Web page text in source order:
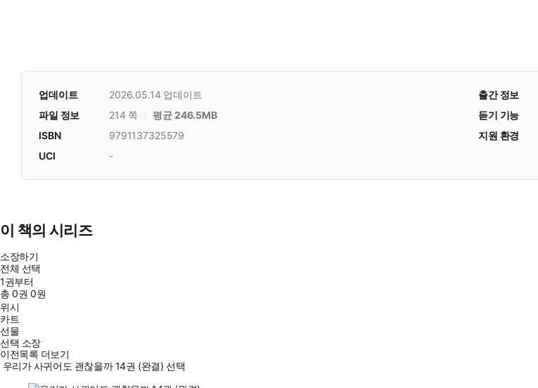
업데이트 2026.05.14 업데이트 출간 정보
듣기 기능
파일 정보 214 쪽
평균 246.5MB
지원 환경
ISBN
9791137325579
UCI
-
이 책의 시리즈
소장하기
전체 선택
1권부터
총0권 0원
위시
카트
선물
선택 소장
이전목록 더보기
우리가 사귀어도 괜찮을까 14권 (완결) 선택